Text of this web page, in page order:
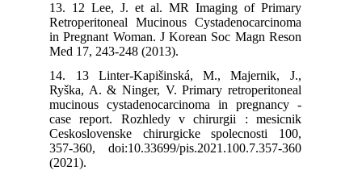
13. 12 Lee, J. et al. MR Imaging of Primary
Retroperitoneal Mucinous Cystadenocarcinoma
in Pregnant Woman. J Korean Soc Magn Reson
Med 17, 243-248 (2013).
14. 13 Linter-Kapišinská, M., Majernik, J.,
Ryška, A. & Ninger, V. Primary retroperitoneal
mucinous cystadenocarcinoma in pregnancy -
case report. Rozhledy v chirurgii : mesicnik
Ceskoslovenske chirurgicke spolecnosti 100,
357-360, doi:10.33699/pis.2021.100.7.357-360
(2021).